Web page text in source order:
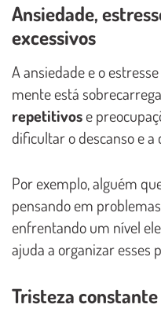
Ansiedade,
excessivos
A ansiedade e o
mente está
repetitivose
dificultar o descanso e a
Por exemplo, alguém
pensando em
enfrentando um nível
ajuda a organizar esses
Tristeza